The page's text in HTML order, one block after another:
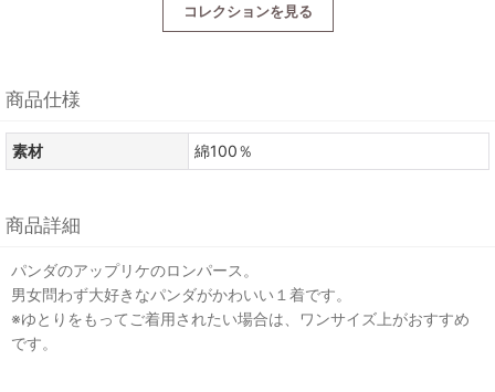
コレクションを見る
商品仕様
素材 綿100％
商品詳細
パンダのアップリケのロンパース。
男女問わず大好きなパンダがかわいい１着です。
※ゆとりをもってご着用されたい場合は、ワンサイズ上がおすすめ
です。